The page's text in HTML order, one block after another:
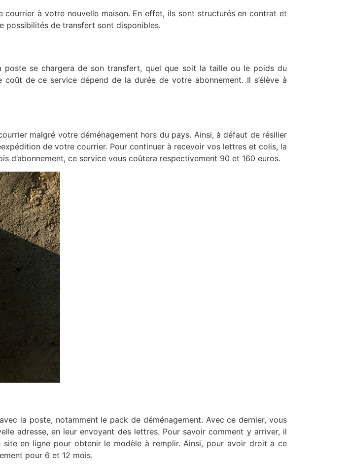
à votre nouvelle maison. En effet, ils sont structurés en contrat et
possibilités de transfert sont disponibles.
se chargera de son transfert, quel que soit la taille ou le poids du
de ce service dépend de la durée de votre abonnement. Il s’élève à
malgré votre déménagement hors du pays. Ainsi, à défaut de résilier
de votre courrier. Pour continuer à recevoir vos lettres et colis, la
ce service vous coûtera respectivement 90 et 160 euros.
la poste, notamment le pack de déménagement. Avec ce dernier, vous
adresse, en leur envoyant des lettres. Pour savoir comment y arriver, il
en ligne pour obtenir le modèle à remplir. Ainsi, pour avoir droit a ce
pour 6 et 12 mois.